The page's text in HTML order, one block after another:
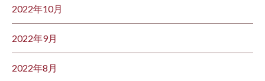
2022年10月
2022年9月
2022年8月